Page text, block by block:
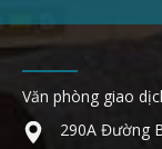
Văn phòng giao
290A Đường